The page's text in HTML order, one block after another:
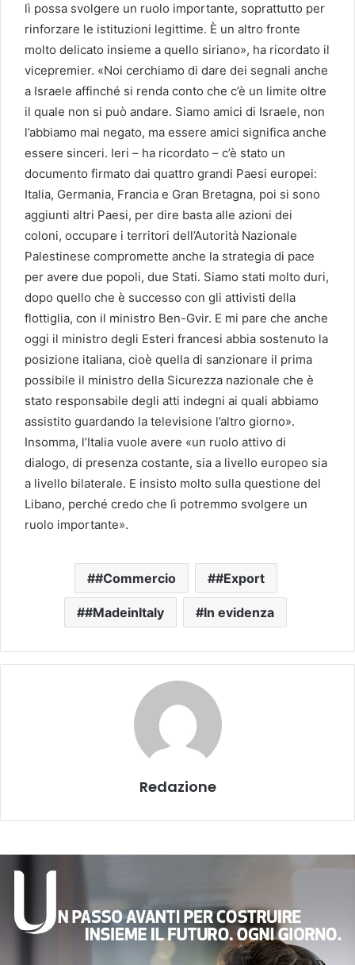
lì possa svolgere un ruolo importante, soprattutto per
rinforzare le istituzioni legittime. È un altro fronte
molto delicato insieme a quello siriano», ha ricordato il
vicepremier. «Noi cerchiamo di dare dei segnali anche
a Israele affinché si renda conto che c’è un limite oltre
il quale non si può andare. Siamo amici di Israele, non
l’abbiamo mai negato, ma essere amici significa anche
essere sinceri. Ieri – ha ricordato – c’è stato un
documento firmato dai quattro grandi Paesi europei:
Italia, Germania, Francia e Gran Bretagna, poi si sono
aggiunti altri Paesi, per dire basta alle azioni dei
coloni, occupare i territori dell’Autorità Nazionale
Palestinese compromette anche la strategia di pace
per avere due popoli, due Stati. Siamo stati molto duri,
dopo quello che è successo con gli attivisti della
flottiglia, con il ministro Ben-Gvir. E mi pare che anche
oggi il ministro degli Esteri francesi abbia sostenuto la
posizione italiana, cioè quella di sanzionare il prima
possibile il ministro della Sicurezza nazionale che è
stato responsabile degli atti indegni ai quali abbiamo
assistito guardando la televisione l’altro giorno».
Insomma, l’Italia vuole avere «un ruolo attivo di
dialogo, di presenza costante, sia a livello europeo sia
a livello bilaterale. E insisto molto sulla questione del
Libano, perché credo che lì potremmo svolgere un
ruolo importante».
#Commercio #Export
#MadeinItaly In evidenza
Redazione